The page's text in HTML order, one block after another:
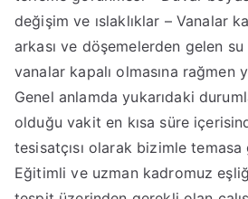
değişim ve ıslaklıklar – Vanalar
arkası ve döşemelerden gelen su
vanalar kapalı olmasına rağmen
Genel anlamda yukarıdaki
olduğu vakit en kısa süre
tesisatçısı olarak bizimle
Eğitimli ve uzman kadromuz